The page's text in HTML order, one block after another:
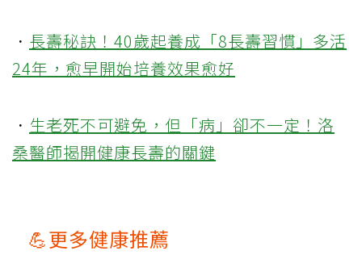
． 長壽秘訣！40歲起養成「8長壽習慣」多活
24年，愈早開始培養效果愈好
． 生老死不可避免，但「病」卻不一定！洛
桑醫師揭開健康長壽的關鍵
💪更多健康推薦